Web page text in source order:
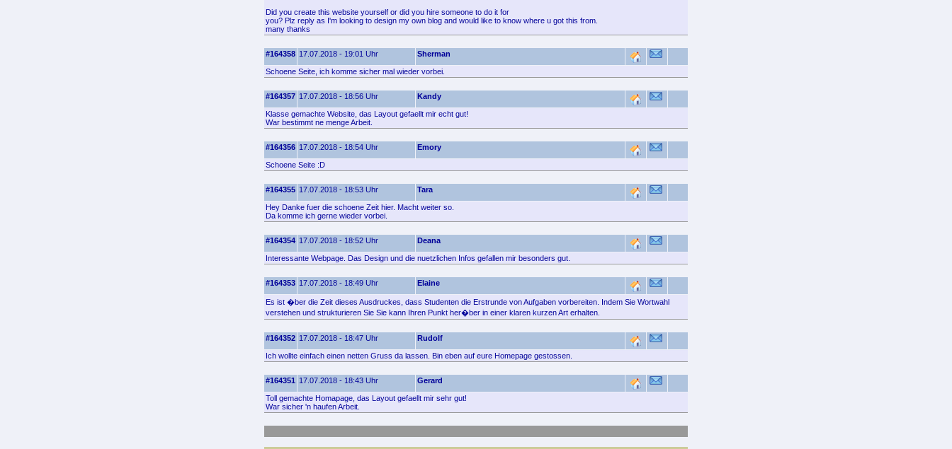
Did you create this website yourself or did you hire someone to do it for
you? Plz reply as I'm looking to design my own blog and would like to know where u got this from.
many thanks
#164358 17.07.2018 - 19:01 Uhr Sherman
Schoene Seite, ich komme sicher mal wieder vorbei.
#164357 17.07.2018 - 18:56 Uhr Kandy
Klasse gemachte Website, das Layout gefaellt mir echt gut!
War bestimmt ne menge Arbeit.
#164356 17.07.2018 - 18:54 Uhr Emory
Schoene Seite :D
#164355 17.07.2018 - 18:53 Uhr Tara
Hey Danke fuer die schoene Zeit hier. Macht weiter so.
Da komme ich gerne wieder vorbei.
#164354 17.07.2018 - 18:52 Uhr Deana
Interessante Webpage. Das Design und die nuetzlichen Infos gefallen mir besonders gut.
#164353 17.07.2018 - 18:49 Uhr Elaine
Es ist �ber die Zeit dieses Ausdruckes, dass Studenten die Erstrunde von Aufgaben vorbereiten. Indem Sie Wortwahl
verstehen und strukturieren Sie Sie kann Ihren Punkt her�ber in einer klaren kurzen Art erhalten.
#164352 17.07.2018 - 18:47 Uhr Rudolf
Ich wollte einfach einen netten Gruss da lassen. Bin eben auf eure Homepage gestossen.
#164351 17.07.2018 - 18:43 Uhr Gerard
Toll gemachte Homapage, das Layout gefaellt mir sehr gut!
War sicher 'n haufen Arbeit.